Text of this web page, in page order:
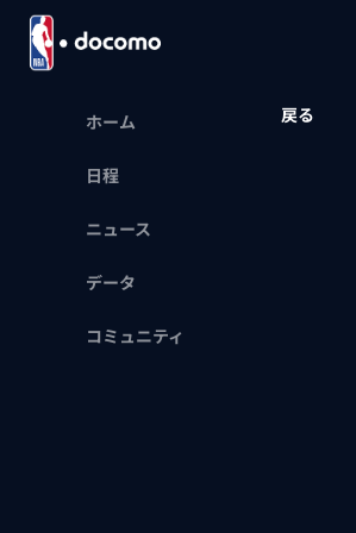
ホーム
日程
ニュース
データ
コミュニティ
戻る